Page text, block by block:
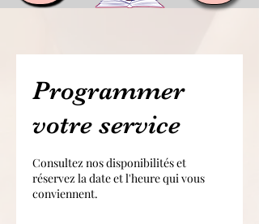
Programmer
votre service
Consultez nos disponibilités et
réservez la date et l'heure qui vous
conviennent.